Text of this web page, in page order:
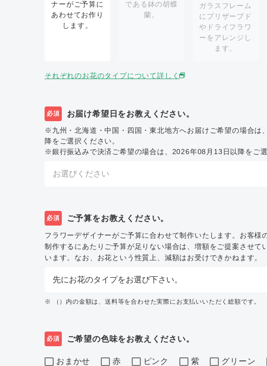
ナーがご予算に
あわせてお作り
します。
である鉢の胡蝶
蘭。
ガラスフレーム
にプリザーブド
やドライフラワ
ーをアレンジし
ます。
それぞれのお花のタイプについて詳しく
必須 お届け希望日をお教えください。
※九州・北海道・中国・四国・東北地方へお届けご希望の場合は
降をご選択ください。
※銀行振込みで決済ご希望の場合は、2026年08月13日以降をご選
必須 ご予算をお教えください。
フラワーデザイナーがご予算に合わせて制作いたします。お客様
制作するにあたりご予算が足りない場合は、増額をご提案させて
います。なお、お花という性質上、減額はお受けできかねます。
※ （）内の金額は、送料等を合わせた実際にお支払いいただく総額です。
必須 ご希望の色味をお教えください。
おまかせ 赤 ピンク 紫 グリーン